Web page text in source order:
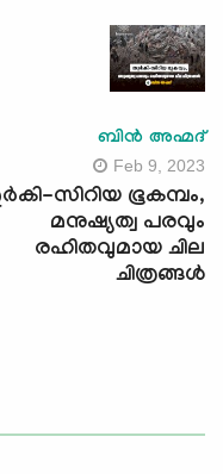
ബിന്‍ അഹ്മദ്
Feb 9, 2023
സിറിയ ഭൂകമ്പം,
മനുഷ്യത്വ പരവും
രഹിതവുമായ ചില
ചിത്രങ്ങള്‍